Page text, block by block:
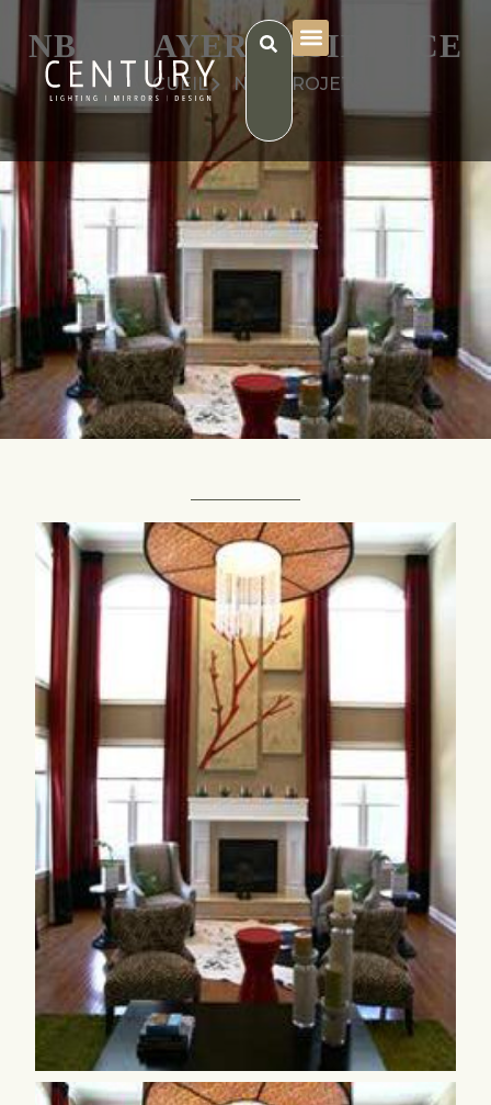
NBA PLAYER RESIDENCE
ACCUEIL NOS PROJETS